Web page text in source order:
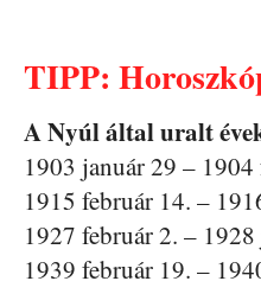
TIPP:
A Nyúl által uralt
1903 január 29 – 1904
1915 február 14. –
1927 február 2. –
1939 február 19. –